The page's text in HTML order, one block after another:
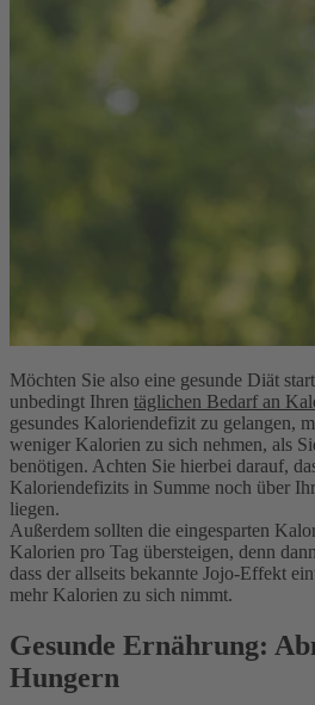
Möchten Sie also eine gesunde Diät
unbedingt Ihren täglichen Bedarf an
gesundes Kaloriendefizit zu gelangen,
weniger Kalorien zu sich nehmen, als
benötigen. Achten Sie hierbei darauf,
Kaloriendefizits in Summe noch über
liegen.
Außerdem sollten die eingesparten
Kalorien pro Tag übersteigen, denn
dass der allseits bekannte Jojo-Effekt
mehr Kalorien zu sich nimmt.
Gesunde Ernährung:
Hungern